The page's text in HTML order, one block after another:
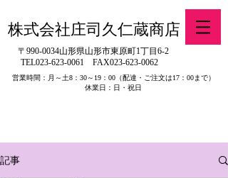
株式会社庄司久仁蔵商店
〒990-0034山形県山形市東原町1丁目6-2
TEL023-623-0061 FAX023-623-0062
営業時間：月～土8：30～19：00（配達・ご注文は17：00まで）
休業日：日・祝日
記事